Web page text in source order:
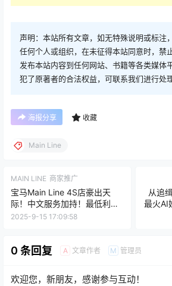
声明：本站所有文章，如无特殊说明或标注
任何个人或组织，在未征得本站同意时，禁
发布本站内容到任何网站、书籍等各类媒体
犯了原著者的合法权益，可联系我们进行处理
海报分享 收藏
Main Line
MAIN LINE 商家推广
宝马Main Line 4S店豪出天
际！中文服务加持！最低利
率、最透明价格，购车轻松又
2025-9-15 17:09:58
从追
最火AI
位
0 条回复 A 文章作者 M 管理员
欢迎您，新朋友，感谢参与互动！